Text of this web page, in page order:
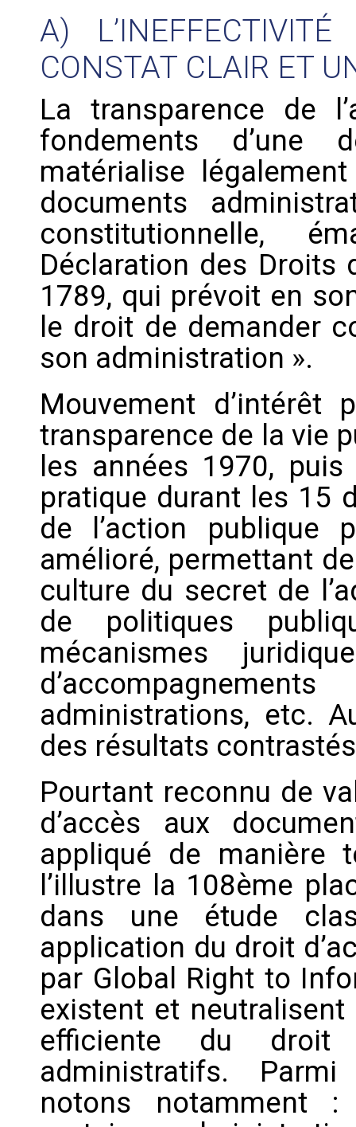
A)
CONSTAT CLAIR ET
La transparence de
fondements d’une
matérialise
documents
constitutionnelle,
Déclaration des Droits
1789, qui prévoit en
le droit de demander
son administration ».
Mouvement
transparence de la vie
les années 1970,
pratique durant les 15
de l’action publique
amélioré, permettant
culture du secret de
de politiques
mécanismes
administrations, etc.
des résultats
Pourtant reconnu de
d’accès aux
appliqué de manière
l’illustre la 108ème
dans une étude
application du droit
par Global Right to
existent et
efficiente du droit
administratifs.
notons notamment